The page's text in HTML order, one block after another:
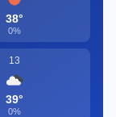
38°
0%
13
39°
0%